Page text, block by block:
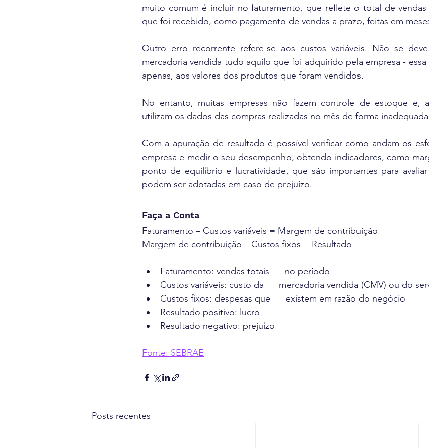
muito comum é incluir no faturamento, que reflete o total de vendas
que foi recebido, como pagamento de vendas a prazo, feitas em
Outro erro recorrente refere-se aos custos variáveis. Não se
mercadoria vendida tudo aquilo que foi adquirido pela empresa - essa
apenas, aos valores dos produtos que foram vendidos.
No entanto, muitas empresas não fazem controle de estoque e,
utilizam os dados das compras realizadas no mês de forma
Com a apuração de resultado é possível verificar como andam os
empresa e medir o seu desempenho, obtendo indicadores, como
ponto de equilíbrio e lucratividade, que são importantes para
podem ser adotadas em caso de prejuízo.
Faça a Conta
Faturamento – Custos variáveis = Margem de contribuição
Margem de contribuição – Custos fixos = Resultado
Faturamento: vendas totais      no período
Custos variáveis: custo da      mercadoria vendida (CMV) ou do
Custos fixos: despesas que      existem em razão do negócio
Resultado positivo: lucro
Resultado negativo: prejuízo
Fonte: SEBRAE
Posts recentes